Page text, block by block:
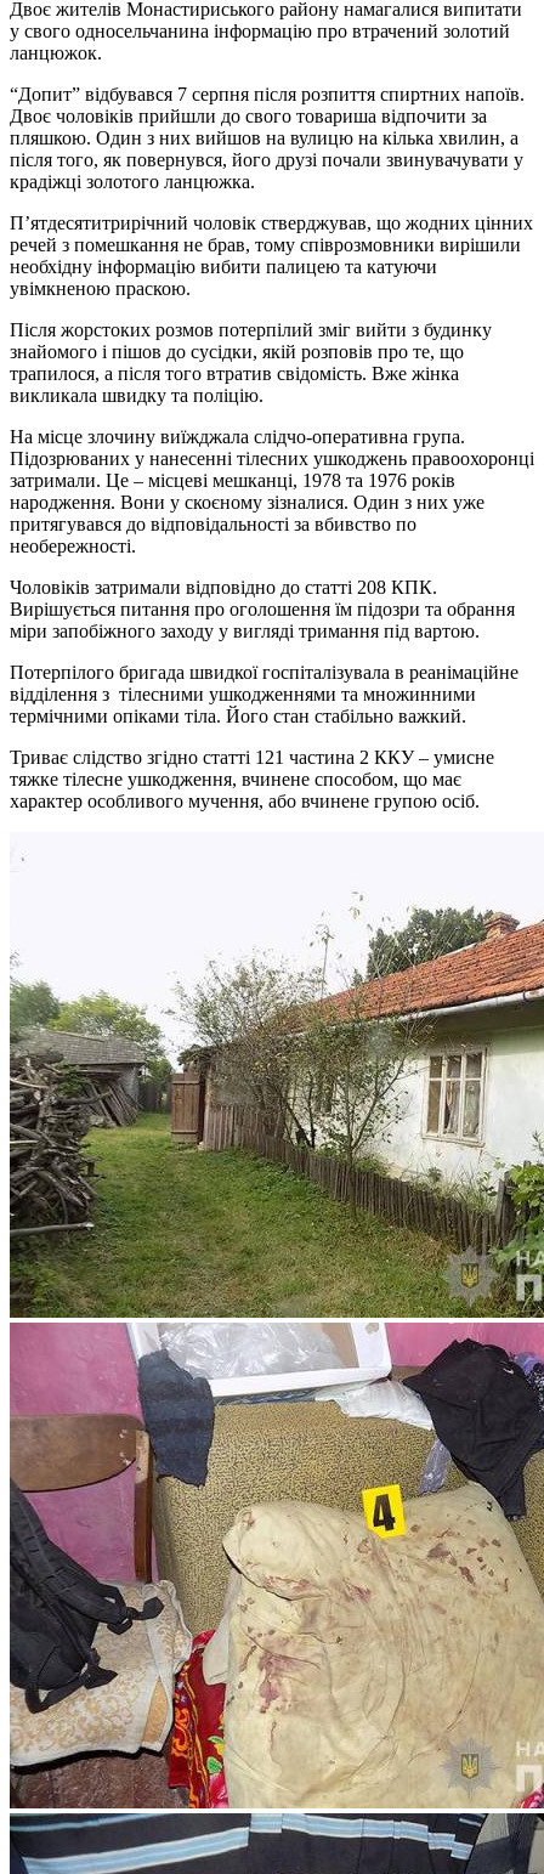
Двоє жителів Монастириського району намагалися випитати
у свого односельчанина інформацію про втрачений золотий
ланцюжок.
“Допит” відбувався 7 серпня після розпиття спиртних напоїв.
Двоє чоловіків прийшли до свого товариша відпочити за
пляшкою. Один з них вийшов на вулицю на кілька хвилин, а
після того, як повернувся, його друзі почали звинувачувати у
крадіжці золотого ланцюжка.
П’ятдесятитрирічний чоловік стверджував, що жодних цінних
речей з помешкання не брав, тому співрозмовники вирішили
необхідну інформацію вибити палицею та катуючи
увімкненою праскою.
Після жорстоких розмов потерпілий зміг вийти з будинку
знайомого і пішов до сусідки, якій розповів про те, що
трапилося, а після того втратив свідомість. Вже жінка
викликала швидку та поліцію.
На місце злочину виїжджала слідчо-оперативна група.
Підозрюваних у нанесенні тілесних ушкоджень правоохоронці
затримали. Це – місцеві мешканці, 1978 та 1976 років
народження. Вони у скоєному зізналися. Один з них уже
притягувався до відповідальності за вбивство по
необережності.
Чоловіків затримали відповідно до статті 208 КПК.
Вирішується питання про оголошення їм підозри та обрання
міри запобіжного заходу у вигляді тримання під вартою.
Потерпілого бригада швидкої госпіталізувала в реанімаційне
відділення з тілесними ушкодженнями та множинними
термічними опіками тіла. Його стан стабільно важкий.
Триває слідство згідно статті 121 частина 2 ККУ – умисне
тяжке тілесне ушкодження, вчинене способом, що має
характер особливого мучення, або вчинене групою осіб.